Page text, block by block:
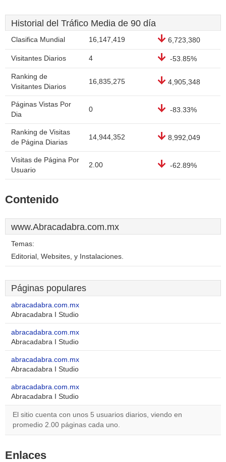
Historial del Tráfico Media de 90 día
Clasifica Mundial 16,147,419 6,723,380
Visitantes Diarios 4 -53.85%
Ranking de
Visitantes Diarios
16,835,275 4,905,348
Páginas Vistas Por
Dia
0 -83.33%
Ranking de Visitas
de Página Diarias
14,944,352 8,992,049
Visitas de Página Por
Usuario
2.00 -62.89%
Contenido
www.Abracadabra.com.mx
Temas:
Editorial, Websites, y Instalaciones.
Páginas populares
abracadabra.com.mx
Abracadabra I Studio
abracadabra.com.mx
Abracadabra I Studio
abracadabra.com.mx
Abracadabra I Studio
abracadabra.com.mx
Abracadabra I Studio
El sitio cuenta con unos 5 usuarios diarios, viendo en
promedio 2.00 páginas cada uno.
Enlaces